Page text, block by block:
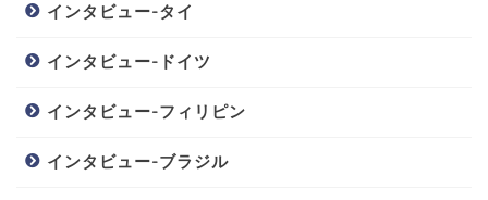
インタビュー-タイ
インタビュー-ドイツ
インタビュー-フィリピン
インタビュー-ブラジル